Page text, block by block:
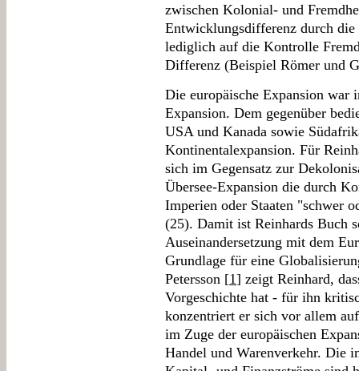
zwischen Kolonial- und
Entwicklungsdifferenz durch
lediglich auf die Kontrolle
Differenz (Beispiel Römer und
Die europäische Expansion war
Expansion. Dem gegenüber
USA und Kanada sowie
Kontinentalexpansion. Für
sich im Gegensatz zur
Übersee-Expansion die durch
Imperien oder Staaten "schwer
(25). Damit ist Reinhards Buch
Auseinandersetzung mit dem
Grundlage für eine
Petersson [1] zeigt Reinhard,
Vorgeschichte hat - für ihn
konzentriert er sich vor allem
im Zuge der europäischen
Handel und Warenverkehr. Die